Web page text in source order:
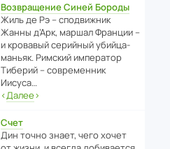
Возвращение Синей Бороды
Жиль де Рэ – спод­ви­жник
Жанны д’Арк, маршал Франции –
и кровавый серийный убийца-
маньяк. Римский импе­ратор
Тиберий – совре­менник
Иисуса…
‹Далее›
Счет
Дин точно знает, чего хочет